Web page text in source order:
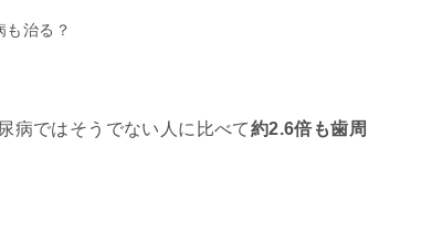
も治る？
病ではそうでない人に比べて約2.6倍も歯周